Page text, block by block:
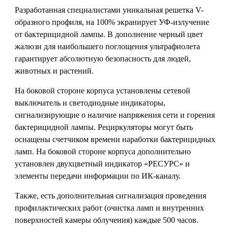
Разработанная специалистами уникальная решетка V-
образного профиля, на 100% экранирует УФ-излучение
от бактерицидной лампы. В дополнение черный цвет
жалюзи для наибольшего поглощения ультрафиолета
гарантирует абсолютную безопасность для людей,
животных и растений.
На боковой стороне корпуса установлены сетевой
выключатель и светодиодные индикаторы,
сигнализирующие о наличие напряжения сети и горения
бактерицидной лампы. Рециркуляторы могут быть
оснащены счетчиком времени наработки бактерицидных
ламп. На боковой стороне корпуса дополнительно
установлен двухцветный индикатор «РЕСУРС» и
элементы передачи информации по ИК-каналу.
Также, есть дополнительная сигнализация проведения
профилактических работ (очистка ламп и внутренних
поверхностей камеры облучения) каждые 500 часов.